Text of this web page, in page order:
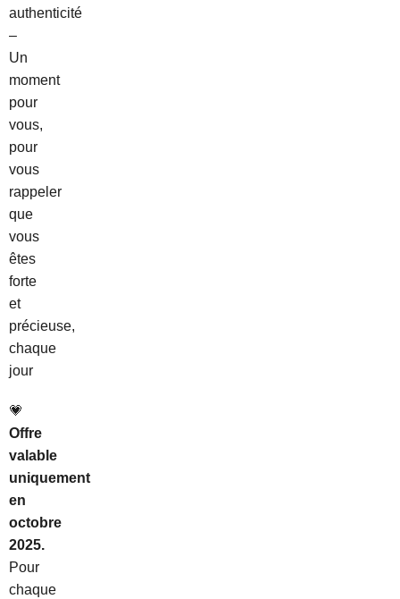
authenticité
–
Un
moment
pour
vous,
pour
vous
rappeler
que
vous
êtes
forte
et
précieuse,
chaque
jour
💗
Offre
valable
uniquement
en
octobre
2025.
Pour
chaque